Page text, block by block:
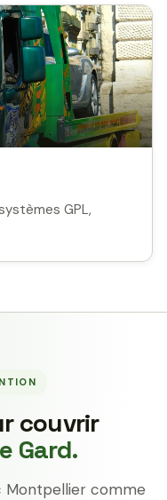
GPL,
couvrir
Gard.
Montpellier comme